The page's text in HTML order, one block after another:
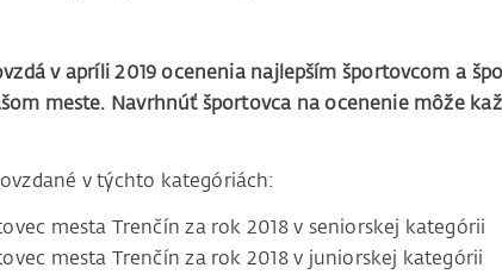
v apríli 2019 ocenenia najlepším športovcom a
meste. Navrhnúť športovca na ocenenie môže
v týchto kategóriách:
mesta Trenčín za rok 2018 v seniorskej kategórii
mesta Trenčín za rok 2018 v juniorskej kategórii